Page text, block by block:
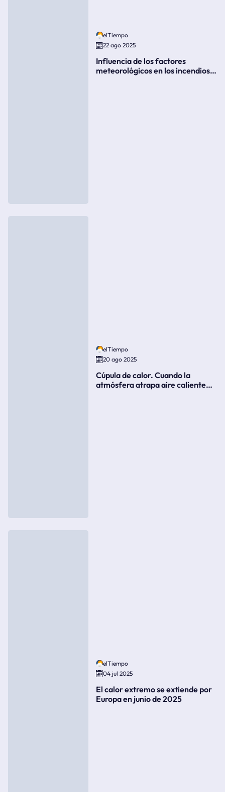
elTiempo
22 ago 2025
Influencia de los factores
meteorológicos en los incendios
elTiempo
20 ago 2025
Cúpula de calor. Cuando la
atmósfera atrapa aire caliente
elTiempo
04 jul 2025
El calor extremo se extiende por
Europa en junio de 2025